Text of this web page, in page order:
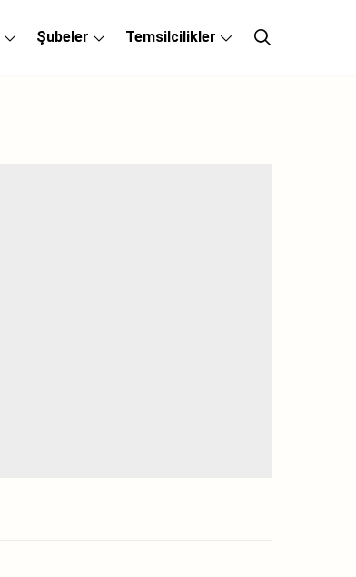
Şubeler Temsilcilikler